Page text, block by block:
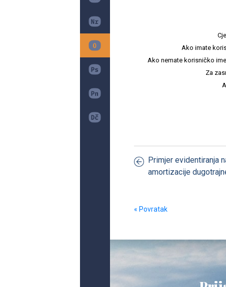
Ako imate
Ako nemate korisničko
Za
Primjer evidentiranja
amortizacije
« Povratak